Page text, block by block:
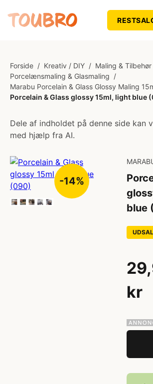
Forside / Kreativ / DIY / Maling & Tilbehør
Porcelænsmaling & Glasmaling /
Marabu Porcelain & Glass Glossy Maling
Porcelain & Glass glossy 15ml, light blue
Dele af indholdet på denne side kan
med hjælp fra AI.
-14%
blue
kr